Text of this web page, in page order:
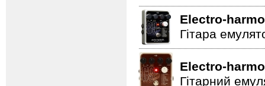
Electro-
Гітара
Electro-
Гітарний